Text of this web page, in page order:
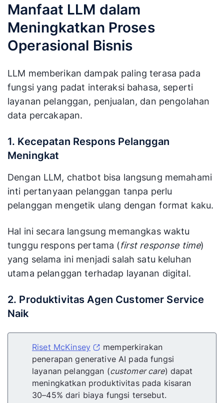
Manfaat LLM dalam
Meningkatkan Proses
Operasional Bisnis
LLM memberikan dampak paling terasa pada
fungsi yang padat interaksi bahasa, seperti
layanan pelanggan, penjualan, dan pengolahan
data percakapan.
1. Kecepatan Respons Pelanggan
Meningkat
Dengan LLM, chatbot bisa langsung memahami
inti pertanyaan pelanggan tanpa perlu
pelanggan mengetik ulang dengan format kaku.
Hal ini secara langsung memangkas waktu
tunggu respons pertama (first response time)
yang selama ini menjadi salah satu keluhan
utama pelanggan terhadap layanan digital.
2. Produktivitas Agen Customer Service
Naik
Riset McKinsey
memperkirakan
penerapan generative AI pada fungsi
layanan pelanggan (customer care) dapat
meningkatkan produktivitas pada kisaran
30–45% dari biaya fungsi tersebut.